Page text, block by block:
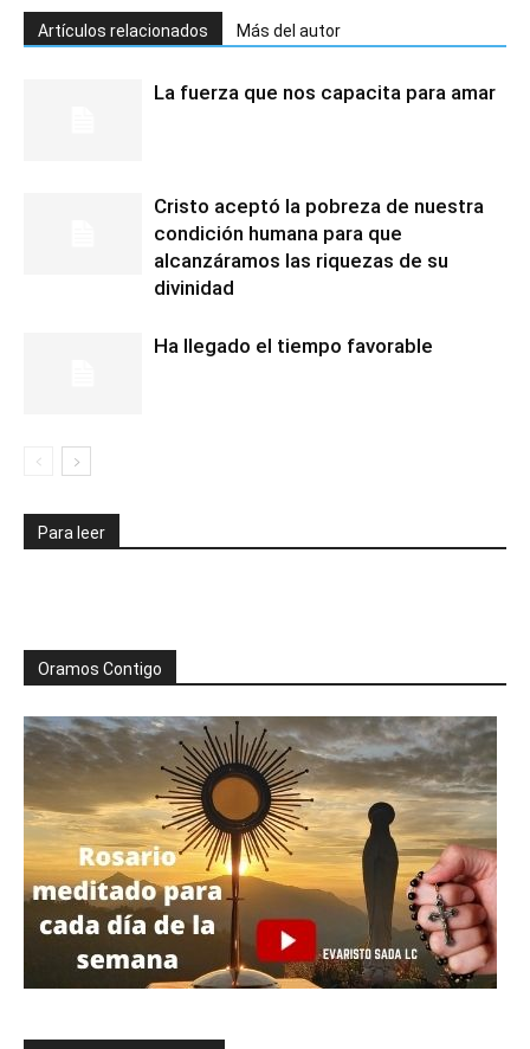
Artículos relacionados Más del autor
La fuerza que nos capacita para amar
Cristo aceptó la pobreza de nuestra
condición humana para que
alcanzáramos las riquezas de su
divinidad
Ha llegado el tiempo favorable
Para leer
Oramos Contigo